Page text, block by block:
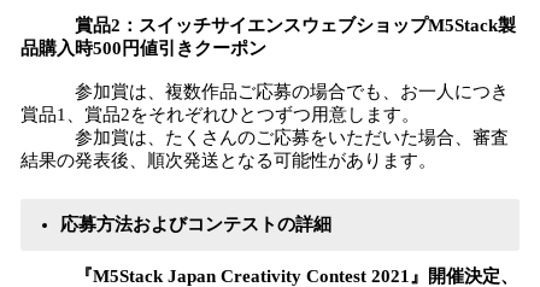
賞品2：スイッチサイエンスウェブショップM5Stack製
品購入時500円値引きクーポン
参加賞は、複数作品ご応募の場合でも、お一人につき
賞品1、賞品2をそれぞれひとつずつ用意します。
参加賞は、たくさんのご応募をいただいた場合、審査
結果の発表後、順次発送となる可能性があります。
応募方法およびコンテストの詳細
『M5Stack Japan Creativity Contest 2021』開催決定、